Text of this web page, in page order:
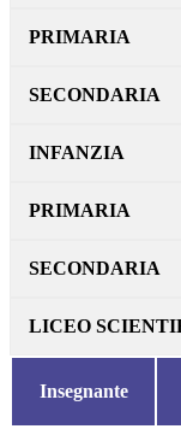
PRIMARIA
SECONDARIA
INFANZIA
PRIMARIA
SECONDARIA
LICEO
Insegnante